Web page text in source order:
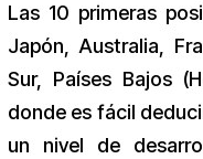
Las 10 primeras
Japón, Australia,
Sur, Países Bajos
donde es fácil
un nivel de